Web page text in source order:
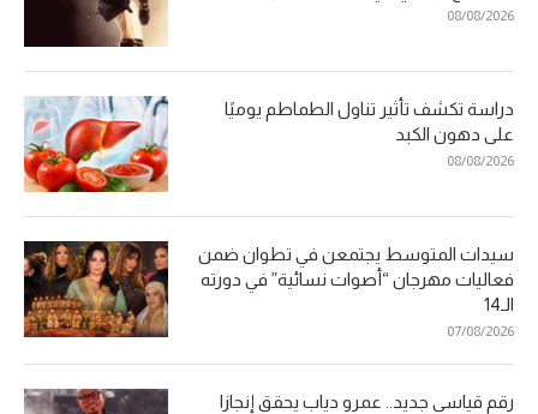
08/08/2026
دراسة تكشف تأثير تناول الطماطم يوميًا
على دهون الكبد
08/08/2026
سيدات المتوسط يجتمعن في تطوان ضمن
فعاليات مهرجان “أصوات نسائية” في دورته
الـ14
07/08/2026
رقم قياسي جديد.. عمرو دياب يحقق إنجازا